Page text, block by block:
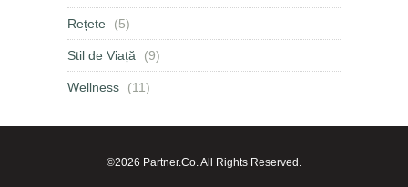
Rețete (5)
Stil de Viață (9)
Wellness (11)
©2026 Partner.Co. All Rights Reserved.